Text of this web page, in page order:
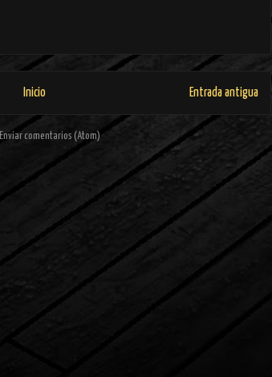
Entrada antigua
Inicio
Enviar comentarios (Atom)